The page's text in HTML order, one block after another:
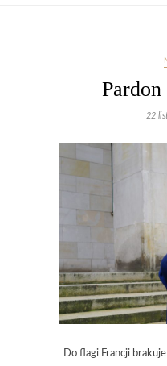
22
Do flagi Francji